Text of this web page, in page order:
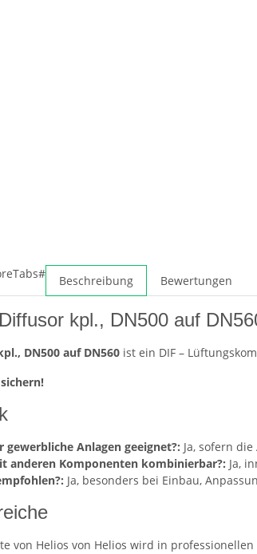
Beschreibung Bewertungen
kpl., DN500 auf
DN500 auf DN560 ist ein DIF –
Anlagen geeignet?: Ja, sofern
anderen Komponenten kombinierbar?: Ja,
Ja, besonders bei Einbau,
von Helios von Helios wird in